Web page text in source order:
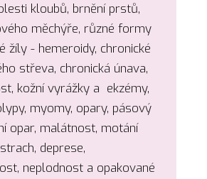
kloubů, brnění prstů,
měchýře, různé formy
žíly - hemeroidy, chronické
střeva, chronická únava,
kožní vyrážky a ekzémy,
myomy, opary, pásový
opar, malátnost, motání
deprese,
neplodnost a opakované